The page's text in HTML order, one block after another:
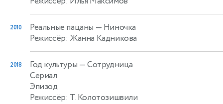
2010 Реальные пацаны — Ниночка
Режиссёр: Жанна Кадникова
2018 Год культуры — Сотрудница
Сериал
Эпизод
Режиссёр: Т. Колотозишвили